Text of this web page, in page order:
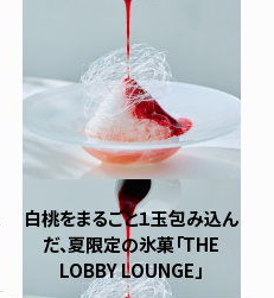
白桃をまるごと１玉包み込ん
だ、夏限定の氷菓「THE
LOBBY LOUNGE」